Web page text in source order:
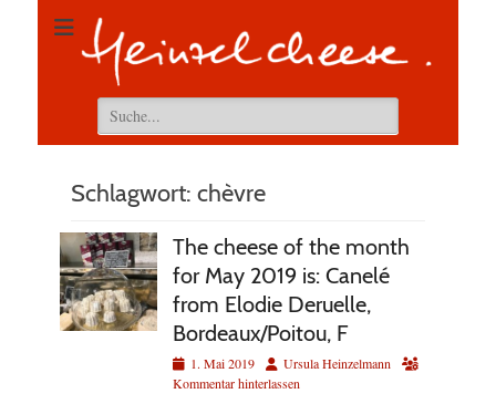
Suchen
nach:
Schlagwort: chèvre
The cheese of the month
for May 2019 is: Canelé
from Elodie Deruelle,
Bordeaux/Poitou, F
Veröffentlicht
am
1. Mai 2019 AutorUrsula Heinzelmann
Kommentar hinterlassen